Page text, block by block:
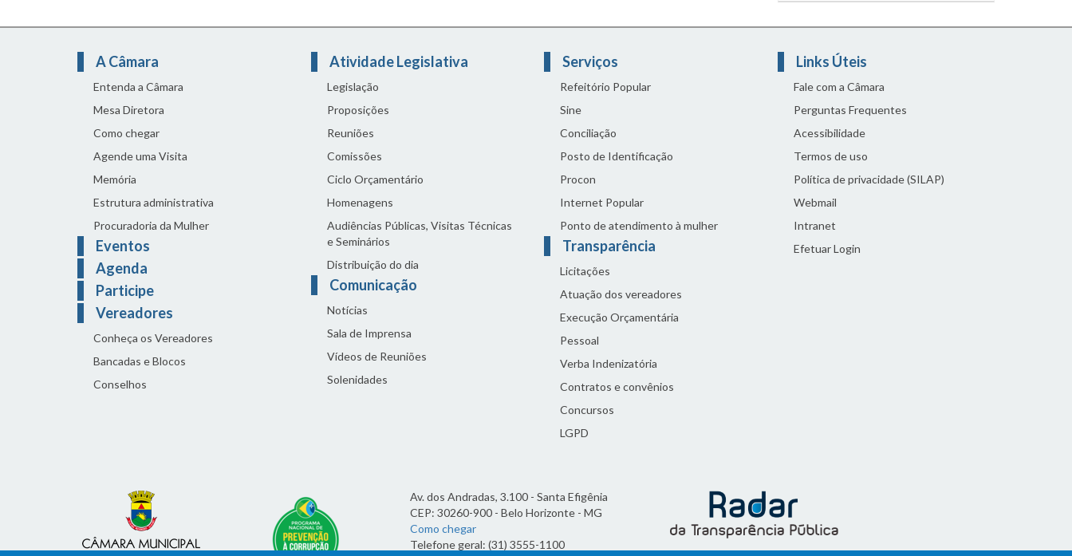
A Câmara
Entenda a Câmara
Mesa Diretora
Como chegar
Agende uma Visita
Memória
Estrutura administrativa
Procuradoria da Mulher
Eventos
Agenda
Participe
Vereadores
Conheça os Vereadores
Bancadas e Blocos
Conselhos
Atividade Legislativa
Legislação
Proposições
Reuniões
Comissões
Ciclo Orçamentário
Homenagens
Audiências Públicas, Visitas Técnicas
e Seminários
Distribuição do dia
Comunicação
Notícias
Sala de Imprensa
Vídeos de Reuniões
Solenidades
Serviços
Refeitório Popular
Sine
Conciliação
Posto de Identificação
Procon
Internet Popular
Ponto de atendimento à mulher
Transparência
Licitações
Atuação dos vereadores
Execução Orçamentária
Pessoal
Verba Indenizatória
Contratos e convênios
Concursos
LGPD
Links Úteis
Fale com a Câmara
Perguntas Frequentes
Acessibilidade
Termos de uso
Política de privacidade (SILAP)
Webmail
Intranet
Efetuar Login
Av. dos Andradas, 3.100 - Santa Efigênia
CEP: 30260-900 - Belo Horizonte - MG
Como chegar
Telefone geral: (31) 3555-1100